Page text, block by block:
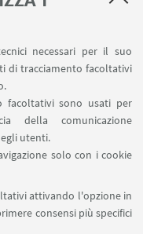
necessari per il suo
di tracciamento facoltativi
facoltativi sono usati per
della comunicazione
utenti.
solo con i cookie
attivando l'opzione in
consensi più specifici
SU: